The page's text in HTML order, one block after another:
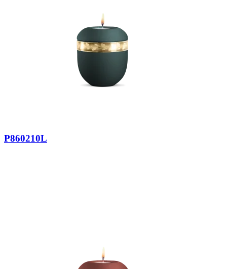
P860210L